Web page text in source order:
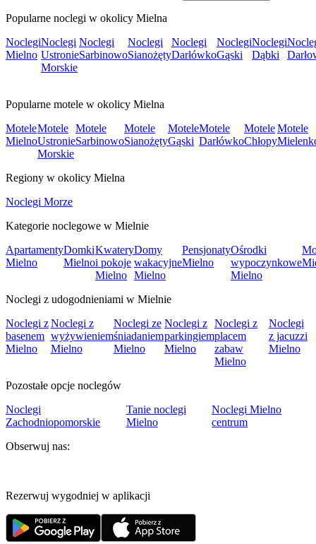
Popularne noclegi w okolicy Mielna
Noclegi
Mielno
Noclegi
Ustronie
Morskie
Noclegi
Sarbinowo
Noclegi
Sianożęty
Noclegi
Darłówko
Noclegi
Gąski
Noclegi
Dąbki
Popularne motele w okolicy Mielna
Motele
Mielno
Motele
Ustronie
Morskie
Motele
Sarbinowo
Motele
Sianożęty
Motele
Gąski
Motele
Darłówko
Motele
Chłopy
Motele
Regiony w okolicy Mielna
Noclegi Morze
Kategorie noclegowe w Mielnie
Apartamenty
Mielno
Domki
Mielno
Kwatery
i pokoje
Mielno
Domy
wakacyjne
Mielno
Pensjonaty
Mielno
Ośrodki
wypoczynkowe
Mielno
Noclegi z udogodnieniami w Mielnie
Noclegi z
basenem
Mielno
Noclegi z
wyżywieniem
Mielno
Noclegi ze
śniadaniem
Mielno
Noclegi z
parkingiem
Mielno
Noclegi z
placem
zabaw
Mielno
Noclegi
z jacuzzi
Mielno
Pozostałe opcje noclegów
Noclegi
Zachodniopomorskie
Tanie noclegi
Mielno
Noclegi Mielno
centrum
Obserwuj nas:
Rezerwuj wygodniej w aplikacji